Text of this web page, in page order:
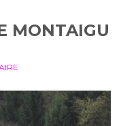
MONTAIGU